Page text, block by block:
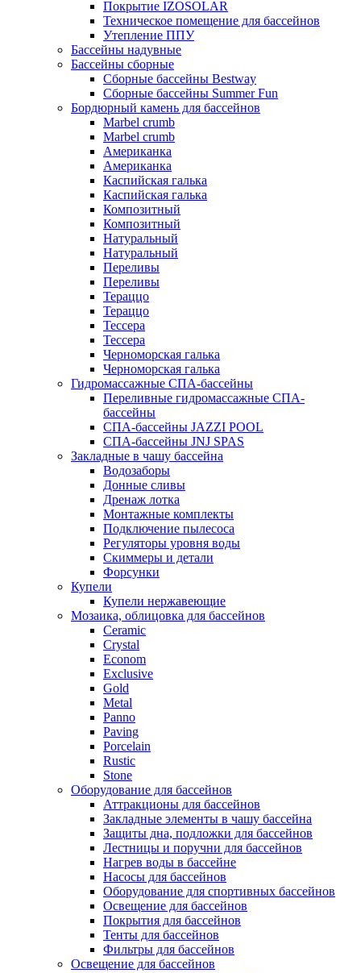
Покрытие IZOSOLAR
Техническое помещение для бассейнов
Утепление ППУ
Бассейны надувные
Бассейны сборные
Сборные бассейны Bestway
Сборные бассейны Summer Fun
Бордюрный камень для бассейнов
Marbel crumb
Marbel crumb
Американка
Американка
Каспийская галька
Каспийская галька
Композитный
Композитный
Натуральный
Натуральный
Переливы
Переливы
Тераццо
Тераццо
Тессера
Тессера
Черноморская галька
Черноморская галька
Гидромассажные СПА-бассейны
Переливные гидромассажные СПА-
бассейны
СПА-бассейны JAZZI POOL
СПА-бассейны JNJ SPAS
Закладные в чашу бассейна
Водозаборы
Донные сливы
Дренаж лотка
Монтажные комплекты
Подключение пылесоса
Регуляторы уровня воды
Скиммеры и детали
Форсунки
Купели
Купели нержавеющие
Мозаика, облицовка для бассейнов
Ceramic
Crystal
Econom
Exclusive
Gold
Metal
Panno
Paving
Porcelain
Rustic
Stone
Оборудование для бассейнов
Аттракционы для бассейнов
Закладные элементы в чашу бассейна
Защиты дна, подложки для бассейнов
Лестницы и поручни для бассейнов
Нагрев воды в бассейне
Насосы для бассейнов
Оборудование для спортивных бассейнов
Освещение для бассейнов
Покрытия для бассейнов
Тенты для бассейнов
Фильтры для бассейнов
Освещение для бассейнов